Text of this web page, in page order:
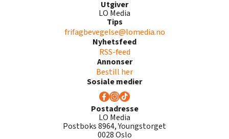
Utgiver
LO Media
Tips
frifagbevegelse@lomedia.no
Nyhetsfeed
RSS-feed
Annonser
Bestill her
Sosiale medier
Postadresse
LO Media
Postboks 8964, Youngstorget
0028 Oslo